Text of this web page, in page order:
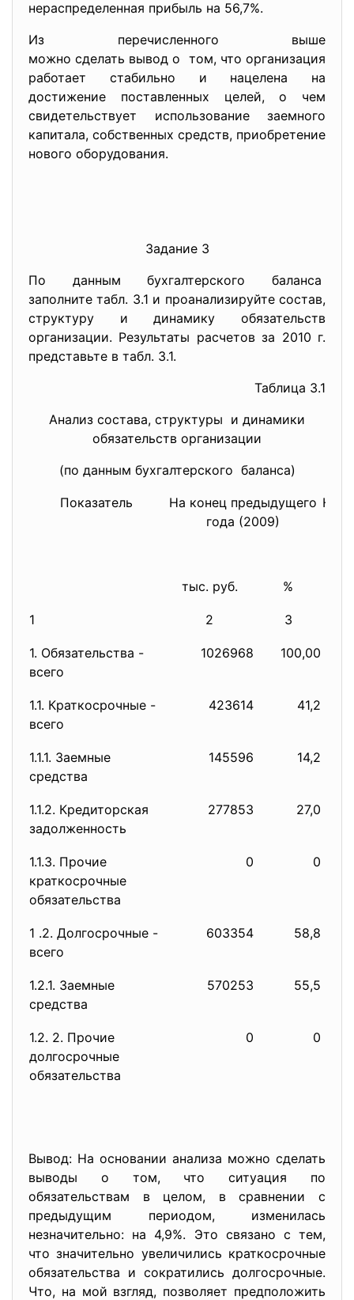
нераспределенная прибыль на 56,7%.
Из перечисленного выше
можно сделать вывод о том, что организация
работает стабильно и нацелена на
достижение поставленных целей, о чем
свидетельствует использование заемного
капитала, собственных средств, приобретение
нового оборудования.
Задание 3
По данным бухгалтерского баланса
заполните табл. 3.1 и проанализируйте состав,
структуру и динамику обязательств
организации. Результаты расчетов за 2010 г.
представьте в табл. 3.1.
Таблица 3.1
Анализ состава, структуры и динамики
обязательств организации
(по данным бухгалтерского баланса)
Показатель
На конец предыдущего
года (2009)
На
тыс. руб. %
1 2 3
1. Обязательства -
всего
1026968 100,00
1.1. Краткосрочные -
всего
423614 41,2
1.1.1. Заемные
средства
145596 14,2
1.1.2. Кредиторская
задолженность
277853 27,0
1.1.3. Прочие
краткосрочные
обязательства
0 0
1 .2. Долгосрочные -
всего
603354 58,8
1.2.1. Заемные
средства
570253 55,5
1.2. 2. Прочие
долгосрочные
обязательства
0 0
Вывод: На основании анализа можно сделать
выводы о том, что ситуация по
обязательствам в целом, в сравнении с
предыдущим периодом, изменилась
незначительно: на 4,9%. Это связано с тем,
что значительно увеличились краткосрочные
обязательства и сократились долгосрочные.
Что, на мой взгляд, позволяет предположить